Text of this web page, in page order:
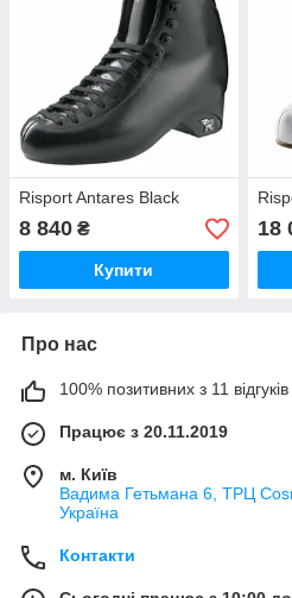
Risport Antares Black
8 840 ₴
Купити
18
Про нас
100% позитивних з 11 відгуків
Працює з 20.11.2019
м. Київ
Вадима Гетьмана 6, ТРЦ
Україна
Контакти